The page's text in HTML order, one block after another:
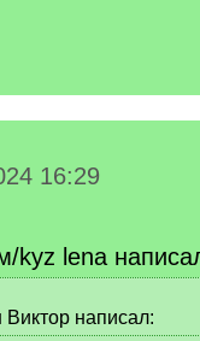
16:29
kyz lena
Виктор написал: